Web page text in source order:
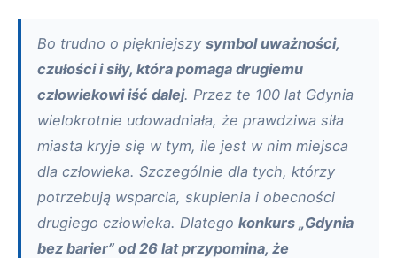
Bo trudno o piękniejszy symbol uważności,
czułości i siły, która pomaga drugiemu
człowiekowi iść dalej. Przez te 100 lat Gdynia
wielokrotnie udowadniała, że prawdziwa siła
miasta kryje się w tym, ile jest w nim miejsca
dla człowieka. Szczególnie dla tych, którzy
potrzebują wsparcia, skupienia i obecności
drugiego człowieka. Dlatego konkurs „Gdynia
bez barier” od 26 lat przypomina, że